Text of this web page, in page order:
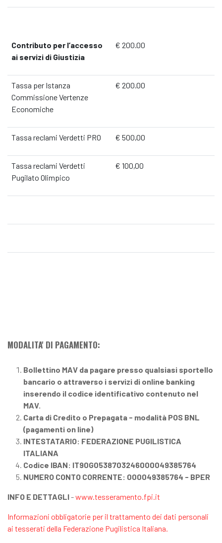
Contributo per l’accesso
ai servizi di Giustizia
€ 200.00
Tassa per Istanza
Commissione Vertenze
Economiche
€ 200.00
Tassa reclami Verdetti PRO € 500,00
Tassa reclami Verdetti
Pugilato Olimpico
€ 100,00
MODALITA' DI PAGAMENTO:
Bollettino MAV da pagare presso qualsiasi sportello
bancario o attraverso i servizi di online banking
inserendo il codice identificativo contenuto nel
MAV.
Carta di Credito o Prepagata - modalità POS BNL
(pagamenti on line)
INTESTATARIO: FEDERAZIONE PUGILISTICA
ITALIANA
Codice IBAN: IT90G0538703246000049385764
NUMERO CONTO CORRENTE: 000049385764 - BPER
INFO E DETTAGLI-www.tesseramento.fpi.it
Informazioni obbligatorie per il trattamento dei dati personali
ai tesserati della Federazione Pugilistica Italiana.